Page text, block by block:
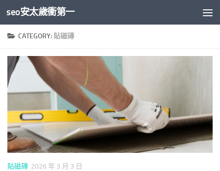
Skip to content
seo安太歲衝第一
CATEGORY: 貼磁磚
貼磁磚 2026 年 3 月 3 日